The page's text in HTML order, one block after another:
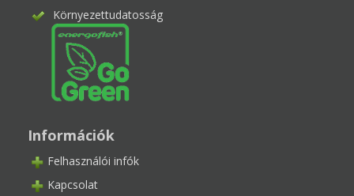
Környezettudatosság
Információk
Felhasználói infók
Kapcsolat